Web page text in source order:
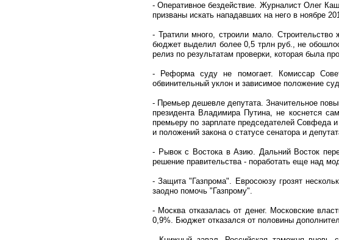
- Оперативное бездействие. Журналист Олег
призваны искать нападавших на него в ноябре
- Тратили много, строили мало.
бюджет выделил более 0,5 трлн руб., не
релиз по результатам проверки, которая была
- Реформа суду не помогает. Комиссар
обвинительный уклон и зависимое положение
- Премьер дешевле депутата. Значительное
президента Владимира Путина, не коснется
премьеру по зарплате председателей Совфеда
и положений закона о статусе сенатора и
- Рывок с Востока в Азию. Дальний Восток
решение правительства - поработать еще над
- Защита "Газпрома". Евросоюзу грозят
заодно помочь "Газпрому".
- Москва отказалась от денег. Московские
0,9%. Бюджет отказался от половины